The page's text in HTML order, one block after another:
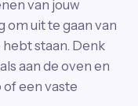
van jouw
om uit te gaan van
staan. Denk
aan de oven en
een vaste